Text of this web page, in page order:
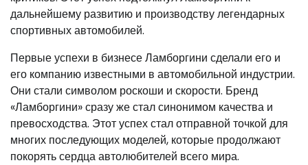
дальнейшему развитию и производству легендарных
спортивных автомобилей.
Первые успехи в бизнесе Ламборгини сделали его и
его компанию известными в автомобильной индустрии.
Они стали символом роскоши и скорости. Бренд
«Ламборгини» сразу же стал синонимом качества и
превосходства. Этот успех стал отправной точкой для
многих последующих моделей, которые продолжают
покорять сердца автолюбителей всего мира.